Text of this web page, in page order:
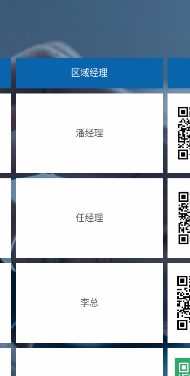
区域经理
潘经理
任经理
李总